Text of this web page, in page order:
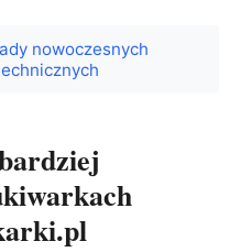
nowoczesnych